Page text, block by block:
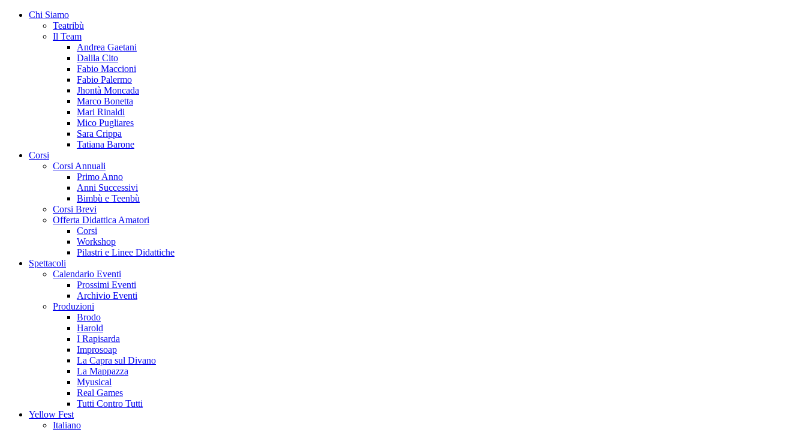
Chi Siamo
Teatribù
Il Team
Andrea Gaetani
Dalila Cito
Fabio Maccioni
Fabio Palermo
Jhontà Moncada
Marco Bonetta
Mari Rinaldi
Mico Pugliares
Sara Crippa
Tatiana Barone
Corsi
Corsi Annuali
Primo Anno
Anni Successivi
Bimbù e Teenbù
Corsi Brevi
Offerta Didattica Amatori
Corsi
Workshop
Pilastri e Linee Didattiche
Spettacoli
Calendario Eventi
Prossimi Eventi
Archivio Eventi
Produzioni
Brodo
Harold
I Rapisarda
Improsoap
La Capra sul Divano
La Mappazza
Myusical
Real Games
Tutti Contro Tutti
Yellow Fest
Italiano